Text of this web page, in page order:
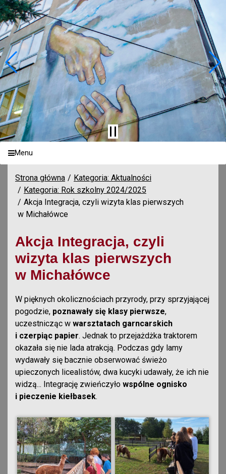
Menu
Strona główna
Kategoria: Aktualności
Kategoria: Rok szkolny 2024/2025
Akcja Integracja, czyli wizyta klas pierwszych
w Michałówce
Akcja Integracja, czyli
wizyta klas pierwszych
w Michałówce
W pięknych okolicznościach przyrody, przy sprzyjającej
pogodzie, poznawały się klasy pierwsze,
uczestnicząc w warsztatach garncarskich
i czerpiąc papier. Jednak to przejażdżka traktorem
okazała się nie lada atrakcją. Podczas gdy lamy
wydawały się bacznie obserwować świeżo
upieczonych licealistów, dwa kucyki udawały, że ich nie
widzą... Integrację zwieńczyło wspólne ognisko
i pieczenie kiełbasek.